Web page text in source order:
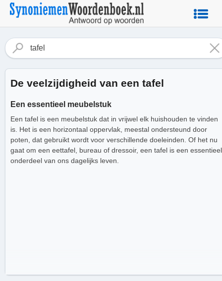
De veelzijdigheid van een tafel
Een essentieel meubelstuk
Een tafel is een meubelstuk dat in vrijwel elk huishouden te vinden
is. Het is een horizontaal oppervlak, meestal ondersteund door
poten, dat gebruikt wordt voor verschillende doeleinden. Of het nu
gaat om een eettafel, bureau of dressoir, een tafel is een essentieel
onderdeel van ons dagelijks leven.